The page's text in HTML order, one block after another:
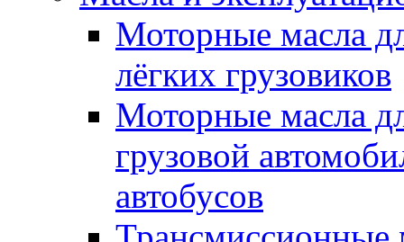
Моторные масла
лёгких грузовиков
Моторные масла
грузовой
автобусов